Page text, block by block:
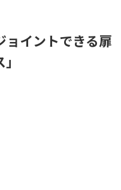
ョイントできる扉